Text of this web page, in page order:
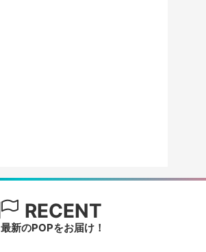
RECENT
最新のPOPをお届け！